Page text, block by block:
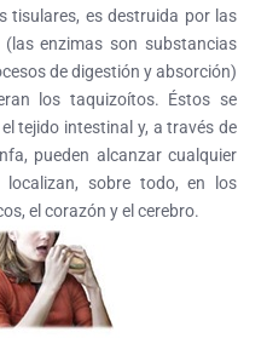
tisulares, es destruida por las
enzimas son substancias
de digestión y absorción)
los taquizoítos. Éstos se
tejido intestinal y, a través de
pueden alcanzar cualquier
localizan, sobre todo, en los
el corazón y el cerebro.